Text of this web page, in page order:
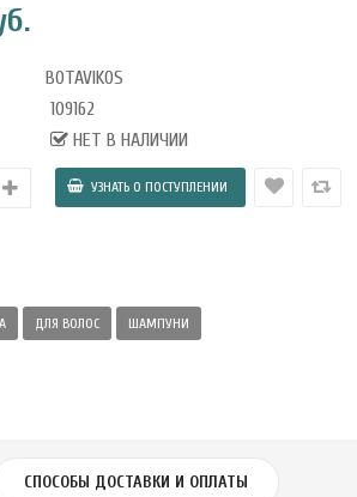
BOTAVIKOS
109162
НЕТ В НАЛИЧИИ
ДЛЯ ВОЛОС ШАМПУНИ
СПОСОБЫ ДОСТАВКИ И ОПЛАТЫ